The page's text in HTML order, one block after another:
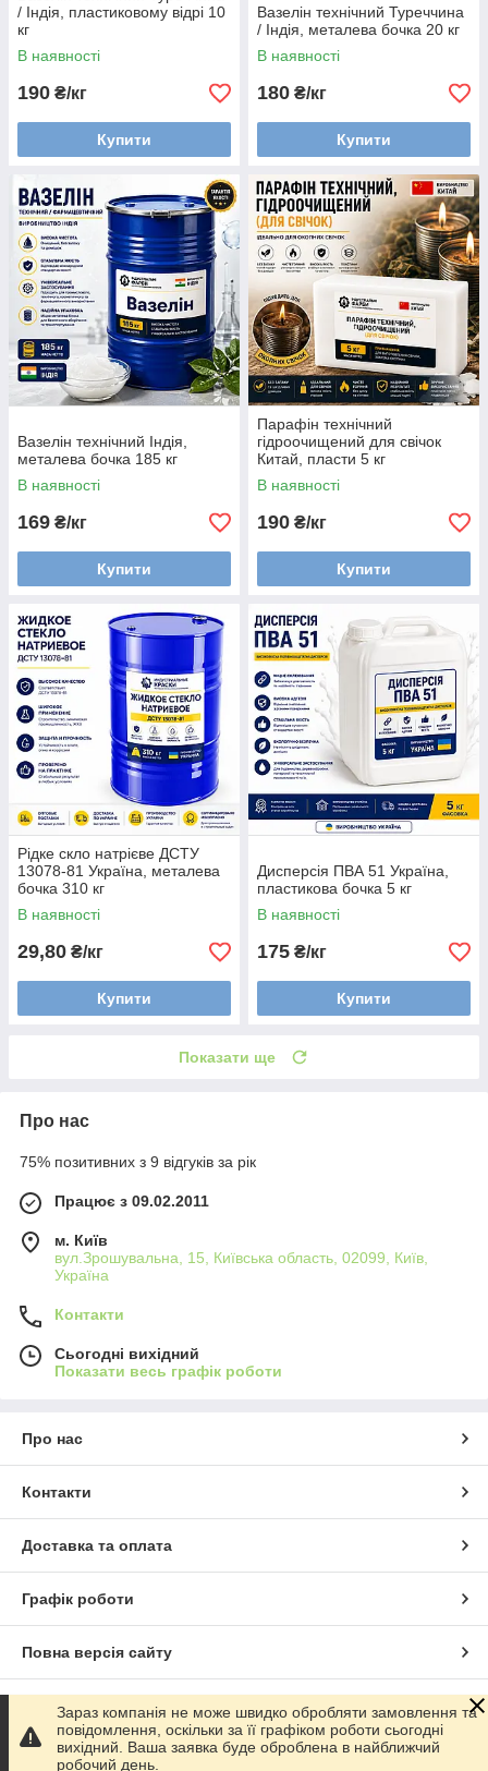
/ Індія, пластиковому відрі 10
кг
В наявності
190 ₴/кг
Купити
Вазелін технічний Туреччина
/ Індія, металева бочка 20 кг
В наявності
180 ₴/кг
Купити
Вазелін технічний Індія,
металева бочка 185 кг
В наявності
169 ₴/кг
Купити
Парафін технічний
гідроочищений для свічок
Китай, пласти 5 кг
В наявності
190 ₴/кг
Купити
Рідке скло натрієве ДСТУ
13078-81 Україна, металева
бочка 310 кг
В наявності
29,80 ₴/кг
Купити
Дисперсія ПВА 51 Україна,
пластикова бочка 5 кг
В наявності
175 ₴/кг
Купити
Показати ще
Про нас
75% позитивних з 9 відгуків за рік
Працює з 09.02.2011
м. Київ
вул.Зрошувальна, 15, Київська область, 02099, Київ,
Україна
Контакти
Сьогодні вихідний
Показати весь графік роботи
Про нас
Контакти
Доставка та оплата
Графік роботи
Повна версія сайту
Сайт створено на маркетплейсіProm.ua
Політика конфіденційності
Зараз компанія не може швидко обробляти замовлення та
повідомлення, оскільки за її графіком роботи сьогодні
вихідний. Ваша заявка буде оброблена в найближчий
робочий день.